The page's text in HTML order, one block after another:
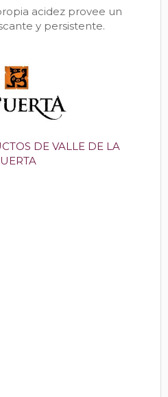
acidez provee un
y persistente.
DE VALLE DE LA